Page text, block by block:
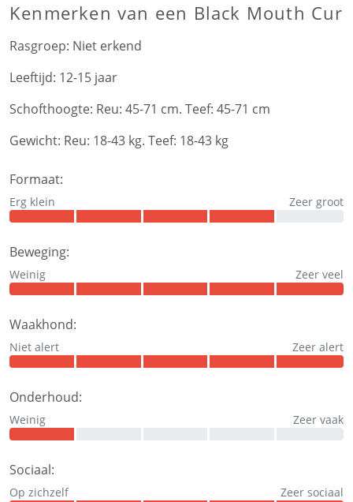
Kenmerken van een Black Mouth Cur
Rasgroep: Niet erkend
Leeftijd: 12-15 jaar
Schofthoogte: Reu: 45-71 cm. Teef: 45-71 cm
Gewicht: Reu: 18-43 kg. Teef: 18-43 kg
Formaat:
Erg klein Zeer groot
Beweging:
Weinig Zeer veel
Waakhond:
Niet alert Zeer alert
Onderhoud:
Weinig Zeer vaak
Sociaal:
Op zichzelf Zeer sociaal